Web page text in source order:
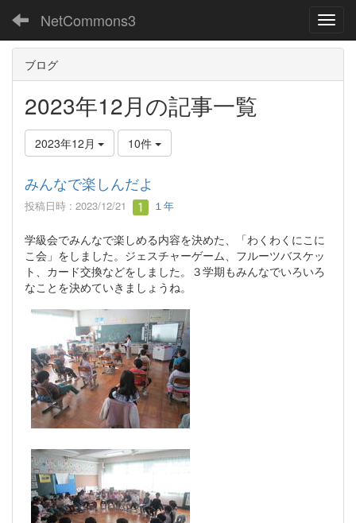
NetCommons3
ブログ
2023年12月の記事一覧
2023年12月 10件
みんなで楽しんだよ
投稿日時 : 2023/12/21 １年
学級会でみんなで楽しめる内容を決めた、「わくわくにこに
こ会」をしました。ジェスチャーゲーム、フルーツバスケッ
ト、カード交換などをしました。３学期もみんなでいろいろ
なことを決めていきましょうね。